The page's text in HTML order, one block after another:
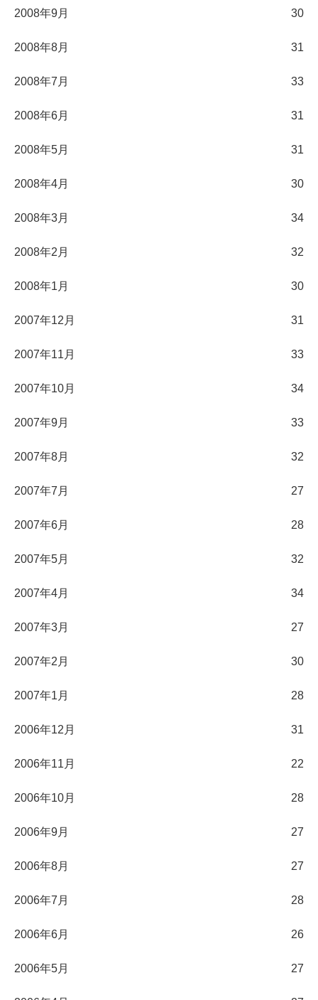
2008年9月 30
2008年8月 31
2008年7月 33
2008年6月 31
2008年5月 31
2008年4月 30
2008年3月 34
2008年2月 32
2008年1月 30
2007年12月 31
2007年11月 33
2007年10月 34
2007年9月 33
2007年8月 32
2007年7月 27
2007年6月 28
2007年5月 32
2007年4月 34
2007年3月 27
2007年2月 30
2007年1月 28
2006年12月 31
2006年11月 22
2006年10月 28
2006年9月 27
2006年8月 27
2006年7月 28
2006年6月 26
2006年5月 27